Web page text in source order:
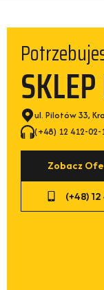
ul. Pilotów 33,
(+48) 12 412-02-
Zobacz
(+48)